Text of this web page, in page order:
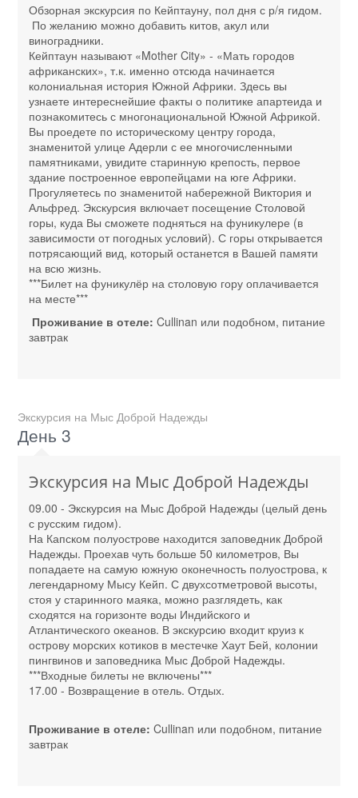
Обзорная экскурсия по Кейптауну, пол дня с р/я гидом.
По желанию можно добавить китов, акул или
виноградники.
Кейптаун называют «Mother City» - «Мать городов
африканских», т.к. именно отсюда начинается
колониальная история Южной Африки. Здесь вы
узнаете интереснейшие факты о политике апартеида и
познакомитесь с многонациональной Южной Африкой.
Вы проедете по историческому центру города,
знаменитой улице Адерли с ее многочисленными
памятниками, увидите старинную крепость, первое
здание построенное европейцами на юге Африки.
Прогуляетесь по знаменитой набережной Виктория и
Альфред. Экскурсия включает посещение Столовой
горы, куда Вы сможете подняться на фуникулере (в
зависимости от погодных условий). С горы открывается
потрясающий вид, который останется в Вашей памяти
на всю жизнь.
***Билет на фуникулёр на столовую гору оплачивается
на месте***
Проживание в отеле: Cullinan или подобном, питание
завтрак
Экскурсия на Мыс Доброй Надежды
День 3
Экскурсия на Мыс Доброй Надежды
09.00 - Экскурсия на Мыс Доброй Надежды (целый день
с русским гидом).
На Капском полуострове находится заповедник Доброй
Надежды. Проехав чуть больше 50 километров, Вы
попадаете на самую южную оконечность полуострова, к
легендарному Мысу Кейп. С двухсотметровой высоты,
стоя у старинного маяка, можно разглядеть, как
сходятся на горизонте воды Индийского и
Атлантического океанов. В экскурсию входит круиз к
острову морских котиков в местечке Хаут Бей, колонии
пингвинов и заповедника Мыс Доброй Надежды.
***Входные билеты не включены***
17.00 - Возвращение в отель. Отдых.
Проживание в отеле: Cullinan или подобном, питание
завтрак